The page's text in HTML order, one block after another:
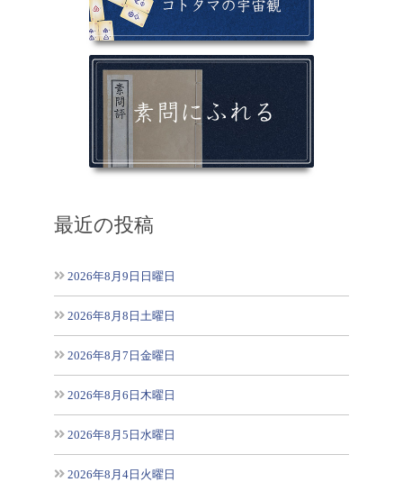
最近の投稿
2026年8月9日日曜日
2026年8月8日土曜日
2026年8月7日金曜日
2026年8月6日木曜日
2026年8月5日水曜日
2026年8月4日火曜日